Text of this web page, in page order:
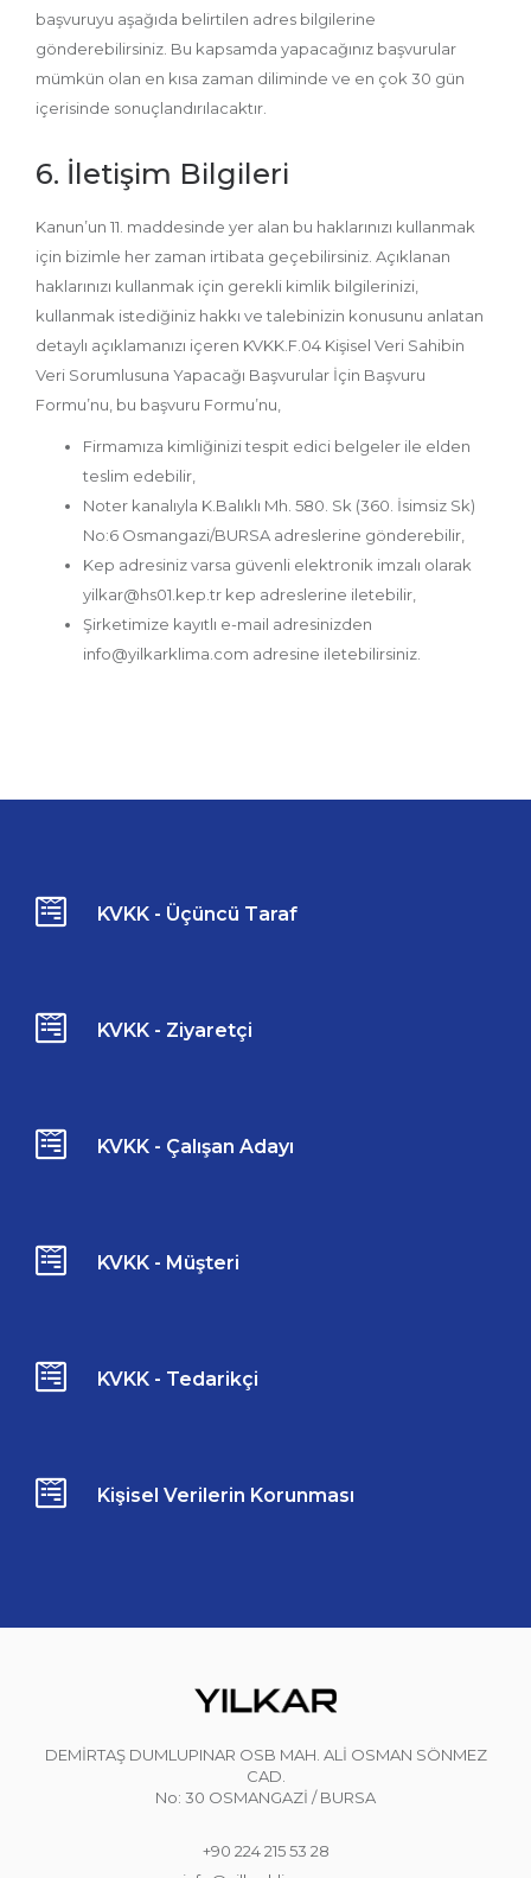
başvuruyu aşağıda belirtilen adres bilgilerine
gönderebilirsiniz. Bu kapsamda yapacağınız başvurular
mümkün olan en kısa zaman diliminde ve en çok 30 gün
içerisinde sonuçlandırılacaktır.
6. İletişim Bilgileri
Kanun’un 11. maddesinde yer alan bu haklarınızı kullanmak
için bizimle her zaman irtibata geçebilirsiniz. Açıklanan
haklarınızı kullanmak için gerekli kimlik bilgilerinizi,
kullanmak istediğiniz hakkı ve talebinizin konusunu anlatan
detaylı açıklamanızı içeren KVKK.F.04 Kişisel Veri Sahibin
Veri Sorumlusuna Yapacağı Başvurular İçin Başvuru
Formu’nu, bu başvuru Formu’nu,
Firmamıza kimliğinizi tespit edici belgeler ile elden
teslim edebilir,
Noter kanalıyla K.Balıklı Mh. 580. Sk (360. İsimsiz Sk)
No:6 Osmangazi/BURSA adreslerine gönderebilir,
Kep adresiniz varsa güvenli elektronik imzalı olarak
yilkar@hs01.kep.tr kep adreslerine iletebilir,
Şirketimize kayıtlı e-mail adresinizden
info@yilkarklima.com adresine iletebilirsiniz.
KVKK - Üçüncü Taraf
KVKK - Ziyaretçi
KVKK - Çalışan Adayı
KVKK - Müşteri
KVKK - Tedarikçi
Kişisel Verilerin Korunması
DEMİRTAŞ DUMLUPINAR OSB MAH. ALİ OSMAN SÖNMEZ
CAD.
No: 30 OSMANGAZİ / BURSA
+90 224 215 53 28